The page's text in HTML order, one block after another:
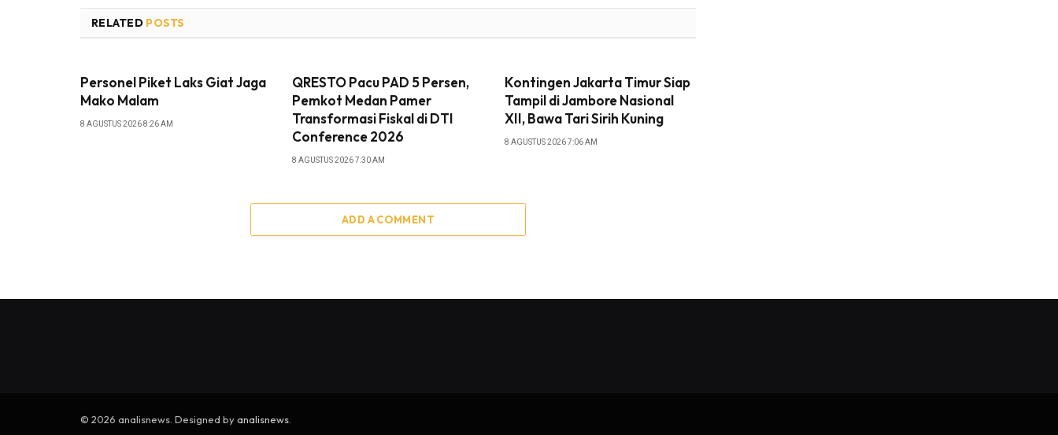
RELATED POSTS
Personel Piket Laks Giat Jaga
Mako Malam
8 AGUSTUS 2026 8:26 AM
QRESTO Pacu PAD 5 Persen,
Pemkot Medan Pamer
Transformasi Fiskal di DTI
Conference 2026
8 AGUSTUS 2026 7:30 AM
Kontingen Jakarta Timur Siap
Tampil di Jambore Nasional
XII, Bawa Tari Sirih Kuning
8 AGUSTUS 2026 7:06 AM
ADD A COMMENT
© 2026 analisnews. Designed by analisnews